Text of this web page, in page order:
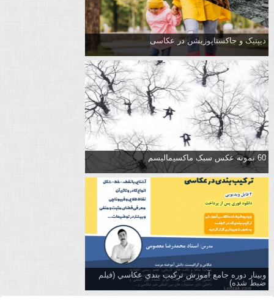
دیپتیک و جاکستا‌پوزیشن در عکاسی
60 نمونه عکس سبک ماکسیمالیسم
وبینار دوره جامع آموزش تركيب بندي عكاسي (فیلم
ضبط شده)